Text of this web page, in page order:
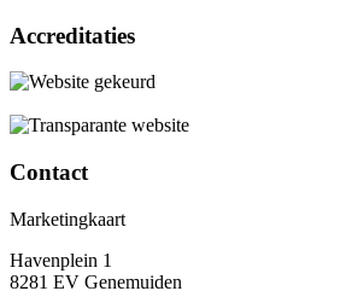
Accreditaties
Contact
Marketingkaart
Havenplein 1
8281 EV Genemuiden